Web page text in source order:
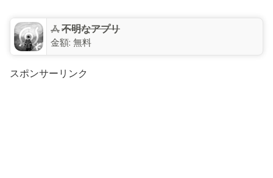
不明なアプリ
金額: 無料
スポンサーリンク